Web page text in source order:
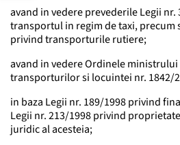
avand in vedere prevederile Legii
transportul in regim de taxi, precum
privind transporturile rutiere;
avand in vedere Ordinele
transporturilor si locuintei nr. 1842/
in baza Legii nr. 189/1998 privind
Legii nr. 213/1998 privind
juridic al acesteia;